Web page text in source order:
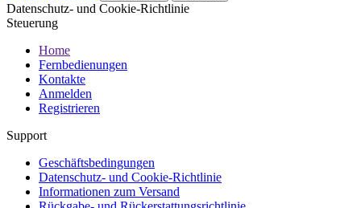
Datenschutz- und Cookie-Richtlinie
Steuerung
Home
Fernbedienungen
Kontakte
Anmelden
Registrieren
Support
Geschäftsbedingungen
Datenschutz- und Cookie-Richtlinie
Informationen zum Versand